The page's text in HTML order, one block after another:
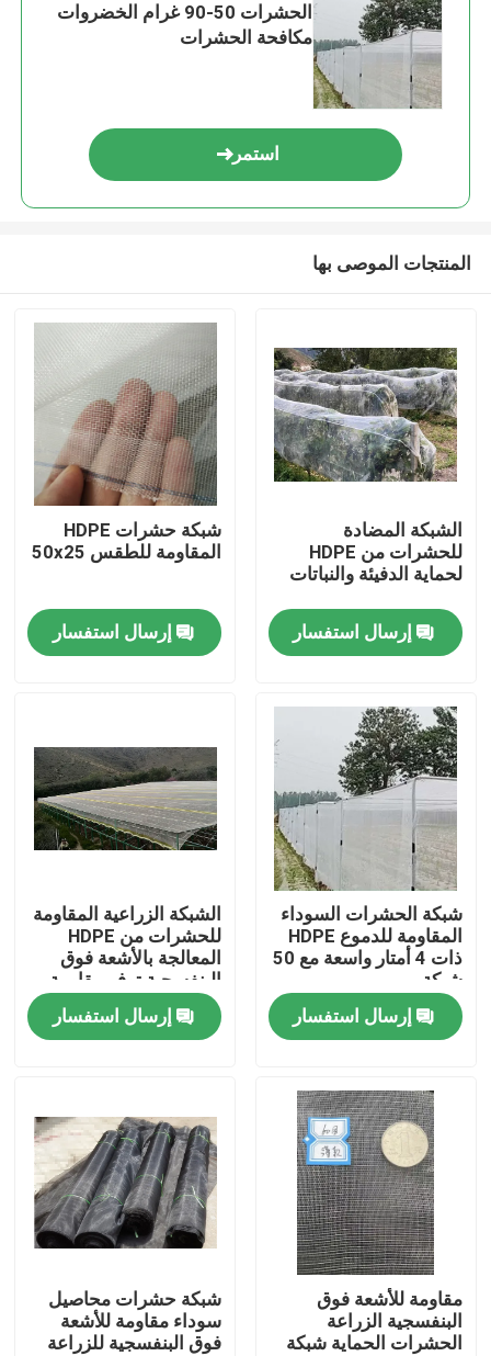
منزل
المنتجات
حول بنا
ضبط الجودة
اتصل بنا
Russian website
الستار المغناطيسي للباب
شاشة النافذة
شبكة ظلال PE
الحشرات 50-90 غرام الخضروات
مكافحة الحشرات
استمر
المنتجات الموصى بها
الشبكة المضادة
للحشرات من HDPE
لحماية الدفيئة والنباتات
إرسال استفسار
شبكة حشرات HDPE
المقاومة للطقس 50x25
إرسال استفسار
شبكة الحشرات السوداء
المقاومة للدموع HDPE
ذات 4 أمتار واسعة مع 50
شبكة
إرسال استفسار
الشبكة الزراعية المقاومة
للحشرات من HDPE
المعالجة بالأشعة فوق
البنفسجية توفر مقاومة
للدموع
إرسال استفسار
مقاومة للأشعة فوق
البنفسجية الزراعة
الحشرات الحماية شبكة
شبكة حشرات محاصيل
سوداء مقاومة للأشعة
فوق البنفسجية للزراعة